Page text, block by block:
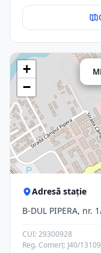
+
−
Adresă stație
B-DUL PIPERA,
CUI: 29300928
Reg. Comerț: J40/